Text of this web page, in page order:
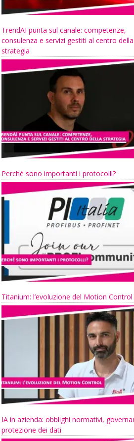
TrendAI punta sul canale: competenze,
consulenza e servizi gestiti al centro della
strategia
Perché sono importanti i protocolli?
Titanium: l’evoluzione del Motion Control
IA in azienda: obblighi normativi,
protezione dei dati